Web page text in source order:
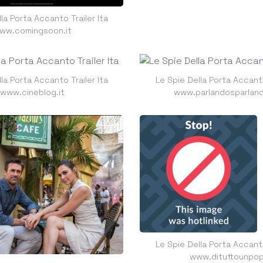
Porta Accanto Trailer Ita
Porta Accanto Trailer Ita
www.cineblog.it
Le Spie Della Porta
Le Spie Della Porta